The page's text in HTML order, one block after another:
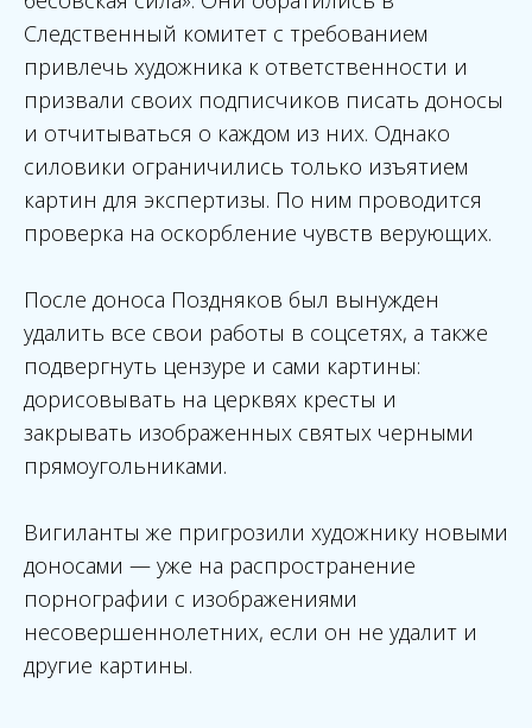
Следственный комитет с требованием
привлечь художника к ответственности и
призвали своих подписчиков писать доносы
и отчитываться о каждом из них. Однако
силовики ограничились только изъятием
картин для экспертизы. По ним проводится
проверка на оскорбление чувств верующих.
После доноса Поздняков был вынужден
удалить все свои работы в соцсетях, а также
подвергнуть цензуре и сами картины:
дорисовывать на церквях кресты и
закрывать изображенных святых черными
прямоугольниками.
Вигиланты же пригрозили художнику новыми
доносами — уже на распространение
порнографии с изображениями
несовершеннолетних, если он не удалит и
другие картины.